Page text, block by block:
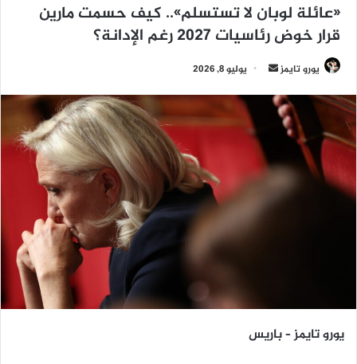
«عائلة لوبان لا تستسلم».. كيف حسمت مارين
قرار خوض رئاسيات 2027 رغم الإدانة؟
يورو تايمز
أرسل
إلكترونيا
يوليو 8, 2026
يورو تايمز – باريس